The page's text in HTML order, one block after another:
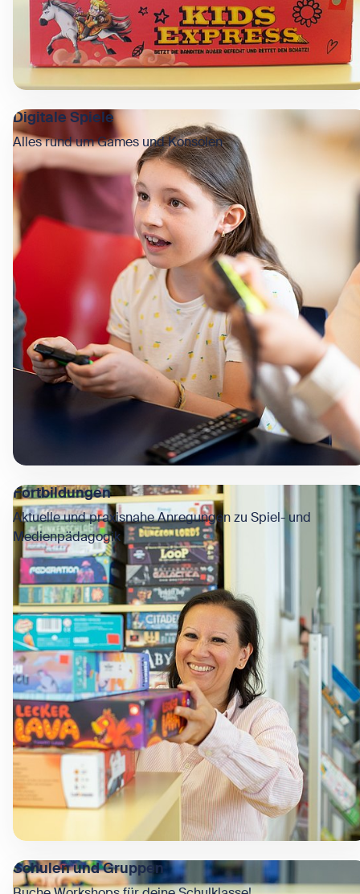
Digitale Spiele
Alles rund um Games und Konsolen
Fortbildungen
Aktuelle und praxisnahe Anregungen zu Spiel- und
Medienpädagogik
Schulen und Gruppen